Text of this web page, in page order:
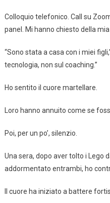
Colloquio telefonico. Call su
panel. Mi hanno chiesto della mia
“Sono stata a casa con i miei
tecnologia, non sul coaching.”
Ho sentito il cuore martellare.
Loro hanno annuito come se
Poi, per un po’, silenzio.
Una sera, dopo aver tolto i Lego
addormentato entrambi, ho
Il cuore ha iniziato a battere